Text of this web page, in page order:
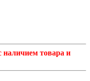
наличием товара и